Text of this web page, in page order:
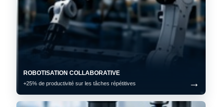
ROBOTISATION COLLABORATIVE
+25% de productivité sur les tâches répétitives